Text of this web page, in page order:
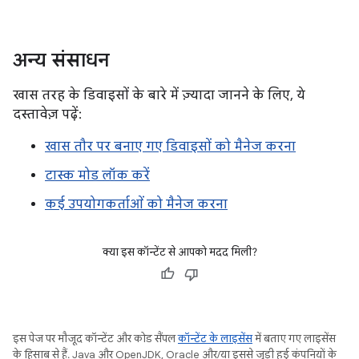
अन्य संसाधन
खास तरह के डिवाइसों के बारे में ज़्यादा जानने के लिए, ये
दस्तावेज़ पढ़ें:
खास तौर पर बनाए गए डिवाइसों को मैनेज करना
टास्क मोड लॉक करें
कई उपयोगकर्ताओं को मैनेज करना
क्या इस कॉन्टेंट से आपको मदद मिली?
इस पेज पर मौजूद कॉन्टेंट और कोड सैंपलकॉन्टेंट के लाइसेंसमें बताए गए लाइसेंस
के हिसाब से हैं. Java और OpenJDK, Oracle और/या इससे जुड़ी हुई कंपनियों के